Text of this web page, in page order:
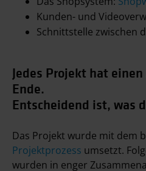
Kunden- und
Schnittstelle zwischen
Jedes Projekt hat
Ende.
Entscheidend ist, was
Das Projekt wurde mit dem
Projektprozess umsetzt.
wurden in enger